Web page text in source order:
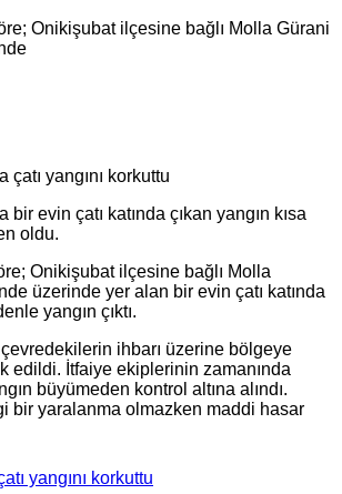
çatı yangını korkuttu
bir evin çatı katında çıkan yangın kısa
oldu.
Onikişubat ilçesine bağlı Molla
üzerinde yer alan bir evin çatı katında
yangın çıktı.
çevredekilerin ihbarı üzerine bölgeye
edildi. İtfaiye ekiplerinin zamanında
büyümeden kontrol altına alındı.
bir yaralanma olmazken maddi hasar
yangını korkuttu